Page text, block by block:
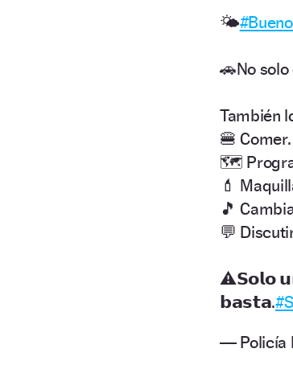
🌤️
🚗No
También
🍔 Comer.
🗺️
💄
🎵
💬
⚠️𝗦𝗼𝗹𝗼
𝗯𝗮𝘀𝘁𝗮.
— Policía